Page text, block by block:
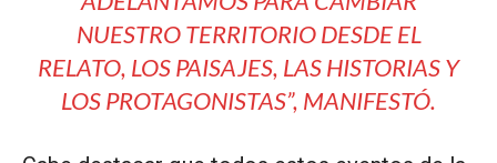
NUESTRO TERRITORIO DESDE EL
RELATO, LOS PAISAJES, LAS HISTORIAS Y
LOS PROTAGONISTAS”, MANIFESTÓ.